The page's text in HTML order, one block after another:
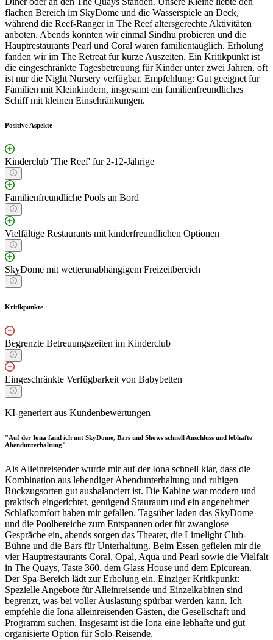
flachen Bereich im SkyDome und die Wasserspiele an Deck,
während die Reef-Ranger in The Reef altersgerechte Aktivitäten
anboten. Abends konnten wir einmal Sindhu probieren und die
Hauptrestaurants Pearl und Coral waren familientauglich. Erholung
fanden wir im The Retreat für kurze Auszeiten. Ein Kritikpunkt ist
die eingeschränkte Tagesbetreuung für Kinder unter zwei Jahren, oft
ist nur die Night Nursery verfügbar. Empfehlung: Gut geeignet für
Familien mit Kleinkindern, insgesamt ein familienfreundliches
Schiff mit kleinen Einschränkungen.
Positive Aspekte
Kinderclub 'The Reef' für 2-12-Jährige
Familienfreundliche Pools an Bord
Vielfältige Restaurants mit kinderfreundlichen Optionen
SkyDome mit wetterunabhängigem Freizeitbereich
Kritikpunkte
Begrenzte Betreuungszeiten im Kinderclub
Eingeschränkte Verfügbarkeit von Babybetten
KI-generiert aus Kundenbewertungen
"Auf der Iona fand ich mit SkyDome, Bars und Shows schnell Anschluss und lebhafte
Abendunterhaltung"
Als Alleinreisender wurde mir auf der Iona schnell klar, dass die
Kombination aus lebendiger Abendunterhaltung und ruhigen
Rückzugsorten gut ausbalanciert ist. Die Kabine war modern und
praktisch eingerichtet, genügend Stauraum und ein angenehmer
Schlafkomfort haben mir gefallen. Tagsüber laden das SkyDome
und die Poolbereiche zum Entspannen oder für zwanglose
Gespräche ein, abends sorgen das Theater, die Limelight Club-
Bühne und die Bars für Unterhaltung. Beim Essen gefielen mir die
vier Hauptrestaurants Coral, Opal, Aqua und Pearl sowie die Vielfalt
in The Quays, Taste 360, dem Glass House und dem Epicurean.
Der Spa-Bereich lädt zur Erholung ein. Einziger Kritikpunkt:
Spezielle Angebote für Alleinreisende und Einzelkabinen sind
begrenzt, was bei voller Auslastung spürbar werden kann. Ich
empfehle die Iona alleinreisenden Gästen, die Gesellschaft und
Programm suchen. Insgesamt ist die Iona eine lebhafte und gut
organisierte Option für Solo-Reisende.